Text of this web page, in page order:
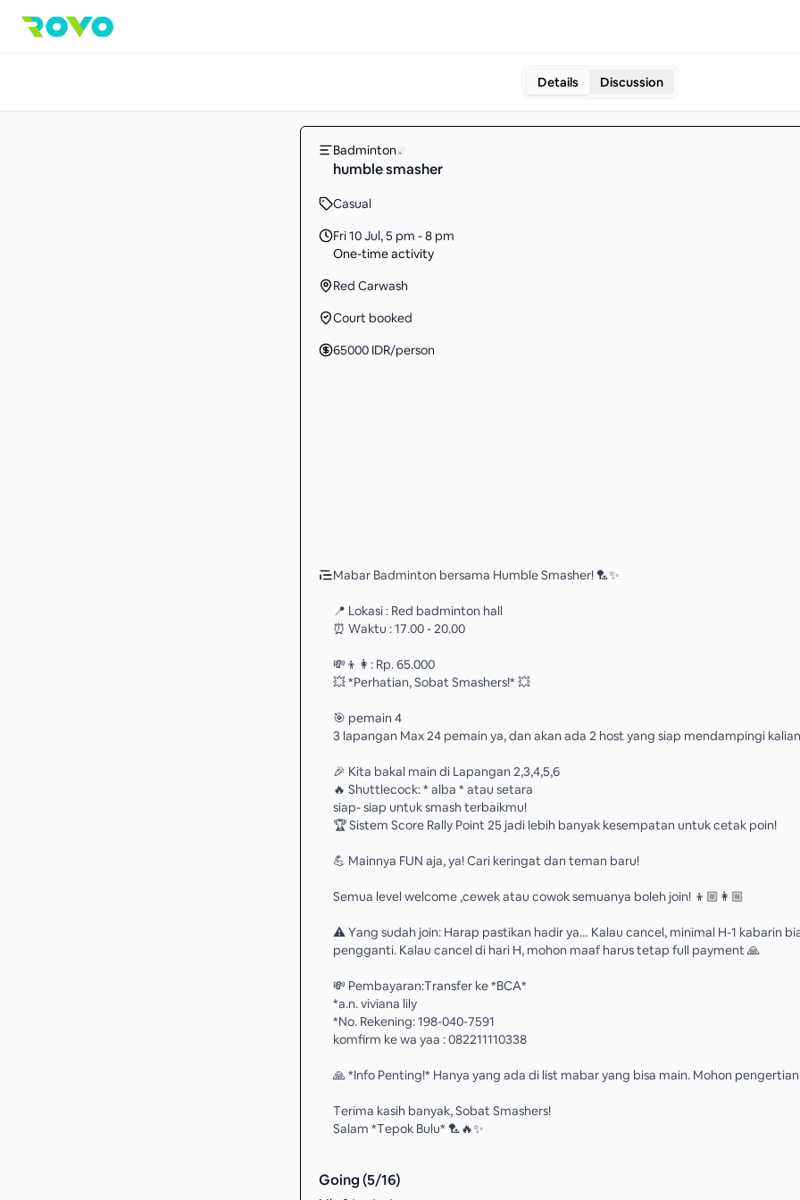
Details Discussion
Badminton
humble smasher
Casual
Fri 10 Jul,5 pm - 8 pm
One-time activity
Red Carwash
Court booked
65000 IDR/person
Mabar Badminton bersama Humble Smasher! 🏸✨
📍 Lokasi : Red badminton hall
⏰ Waktu : 17.00 - 20.00
💸👦👩: Rp. 65.000
💥 *Perhatian, Sobat Smashers!* 💥
🎯 pemain 4
3 lapangan Max 24 pemain ya, dan akan ada 2 host yang siap mendampingi
🎉 Kita bakal main di Lapangan 2,3,4,5,6
🔥 Shuttlecock: * alba * atau setara
siap- siap untuk smash terbaikmu!
🏆 Sistem Score Rally Point 25 jadi lebih banyak kesempatan untuk cetak poin!
💪 Mainnya FUN aja, ya! Cari keringat dan teman baru!
Semua level welcome ,cewek atau cowok semuanya boleh join! 👦🏼👩🏼
⚠️ Yang sudah join: Harap pastikan hadir ya… Kalau cancel, minimal H-1 kabarin
pengganti. Kalau cancel di hari H, mohon maaf harus tetap full payment 🙏
💸 Pembayaran:Transfer ke *BCA*
*a.n. viviana lily
*No. Rekening: 198-040-7591
komfirm ke wa yaa : 082211110338
🙏 *Info Penting!* Hanya yang ada di list mabar yang bisa main. Mohon
Terima kasih banyak, Sobat Smashers!
Salam *Tepok Bulu* 🏸🔥✨
Going (5/16)